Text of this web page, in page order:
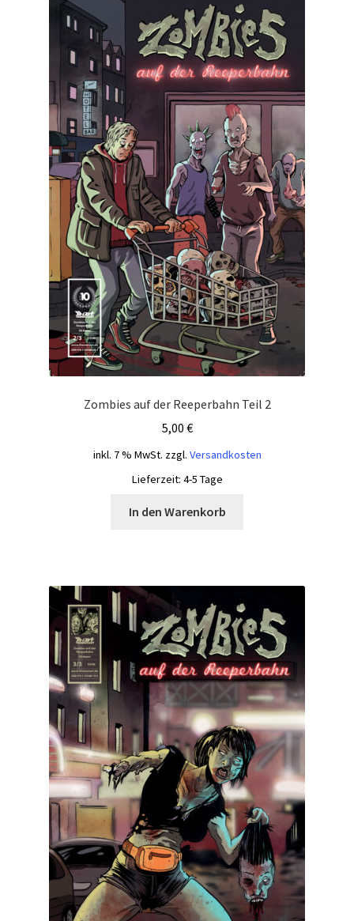
Zombies auf der Reeperbahn Teil 2
5,00 €
inkl. 7 % MwSt. zzgl. Versandkosten
Lieferzeit: 4-5 Tage
In den Warenkorb